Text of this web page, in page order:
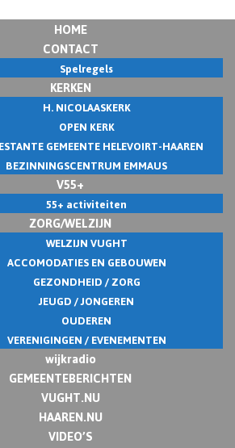
HOME
CONTACT
Spelregels
KERKEN
H. NICOLAASKERK
OPEN KERK
GEMEENTE HELEVOIRT-HAAREN
BEZINNINGSCENTRUM EMMAUS
V55+
55+ activiteiten
ZORG/WELZIJN
WELZIJN VUGHT
ACCOMODATIES EN GEBOUWEN
GEZONDHEID / ZORG
JEUGD / JONGEREN
OUDEREN
VERENIGINGEN / EVENEMENTEN
wijkradio
GEMEENTEBERICHTEN
VUGHT.NU
HAAREN.NU
VIDEO’S